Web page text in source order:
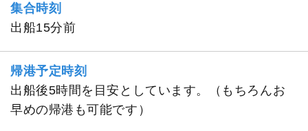
集合時刻
出船15分前
帰港予定時刻
出船後5時間を目安としています。（もちろんお
早めの帰港も可能です）